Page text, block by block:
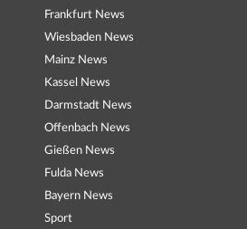
Frankfurt News
Wiesbaden News
Mainz News
Kassel News
Darmstadt News
Offenbach News
Gießen News
Fulda News
Bayern News
Sport